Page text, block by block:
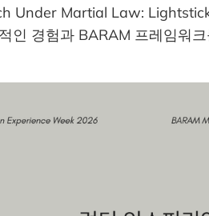
Under Martial Law:
인 경험과 BARAM 프레임워